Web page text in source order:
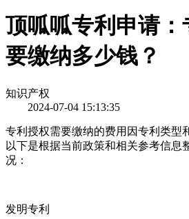
顶呱呱专利申请
要缴纳多少钱？
知识产权
2024-07-04 15:13:35
专利授权需要缴纳的费用因专利类型
以下是根据当前政策和相关参考信息
况：
发明专利